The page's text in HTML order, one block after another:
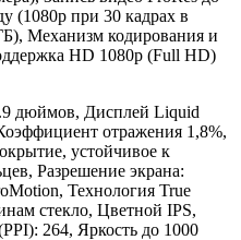
(1080p при 30 кадрах в
Механизм кодирования и
HD 1080p (Full HD)
дюймов, Дисплей Liquid
отражения 1,8%,
устойчивое к
Разрешение экрана:
Технология True
стекло, Цветной IPS,
264, Яркость до 1000